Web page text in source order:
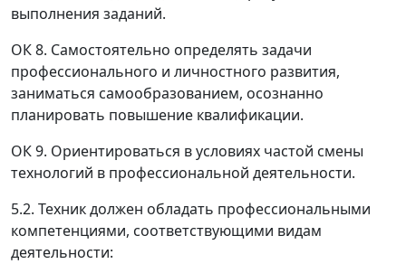
выполнения заданий.
ОК 8. Самостоятельно определять задачи
профессионального и личностного развития,
заниматься самообразованием, осознанно
планировать повышение квалификации.
ОК 9. Ориентироваться в условиях частой смены
технологий в профессиональной деятельности.
5.2. Техник должен обладать профессиональными
компетенциями, соответствующими видам
деятельности: